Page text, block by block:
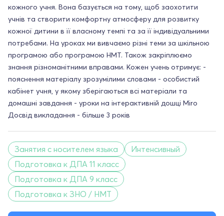
кожного учня. Вона базується на тому, щоб заохотити
учнів та створити комфортну атмосферу для розвитку
кожної дитини в її власному темпі та за її індивідуальними
потребами. На уроках ми вивчаємо різні теми за шкільною
програмою або програмою НМТ. Також закріплюємо
знання різноманітними вправами. Кожен учень отримує: -
пояснення матеріалу зрозумілими словами - особистий
кабінет учня, у якому зберігаються всі матеріали та
домашні завдання - уроки на інтерактивній дошці Miro
Досвід викладання - більше 3 років
Занятия с носителем языка
Интенсивный
Подготовка к ДПА 11 класс
Подготовка к ДПА 9 класс
Подготовка к ЗНО / НМТ